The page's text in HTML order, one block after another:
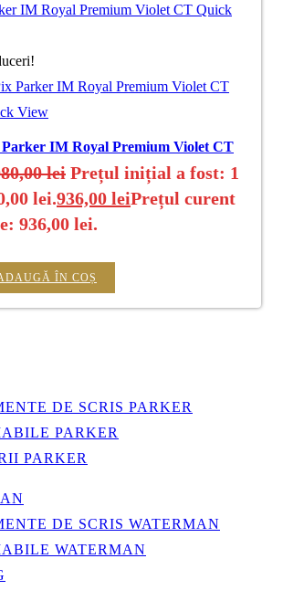
Quick
View
IM Royal Premium Violet CT
lei Prețul inițial a fost: 1
lei.936,00 leiPrețul curent
936,00 lei.
ÎN COȘ
DE SCRIS PARKER
PARKER
PARKER
DE SCRIS WATERMAN
WATERMAN